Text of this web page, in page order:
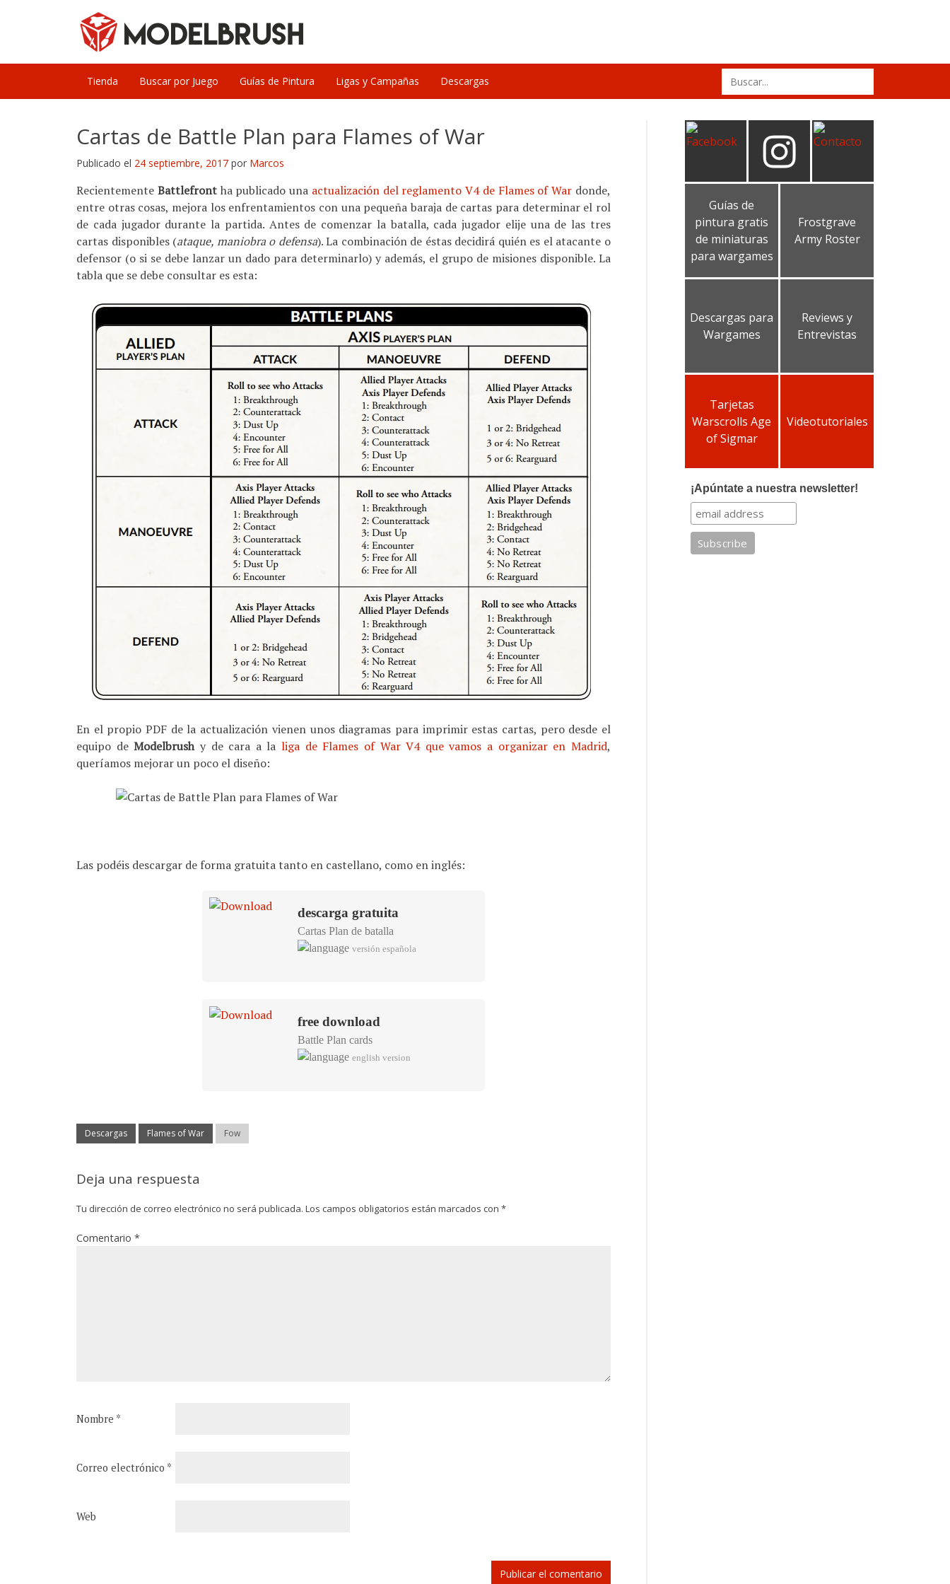
Tienda Buscar por Juego Guías de Pintura Ligas y Campañas Descargas
Search
for:
Cartas de Battle Plan para Flames of War
Publicado el 24 septiembre, 2017 por Marcos
Recientemente Battlefrontha publicado una actualización del reglamento V4 de Flames of War donde,
entre otras cosas, mejora los enfrentamientos con una pequeña baraja de cartas para determinar el rol
de cada jugador durante la partida. Antes de comenzar la batalla, cada jugador elije una de las tres
cartas disponibles (ataque, maniobra o defensa). La combinación de éstas decidirá quién es el atacante o
defensor (o si se debe lanzar un dado para determinarlo) y además, el grupo de misiones disponible. La
tabla que se debe consultar es esta:
En el propio PDF de la actualización vienen unos diagramas para imprimir estas cartas, pero desde el
equipo deModelbrushy de cara a laliga de Flames of War V4 que vamos a organizar en Madrid,
queríamos mejorar un poco el diseño:
Las podéis descargar de forma gratuita tanto en castellano, como en inglés:
descarga gratuita
Cartas Plan de batalla
versión española
free download
Battle Plan cards
english version
Descargas Flames of War Fow
Deja una respuesta
Tu dirección de correo electrónico no será publicada. Los campos obligatorios están marcados con *
Comentario *
Nombre *
Correo electrónico *
Web
Guías de
pintura gratis
de miniaturas
para wargames
Frostgrave
Army Roster
Descargas para
Wargames
Reviews y
Entrevistas
Tarjetas
Warscrolls Age
of Sigmar
Videotutoriales
¡Apúntate a nuestra newsletter!